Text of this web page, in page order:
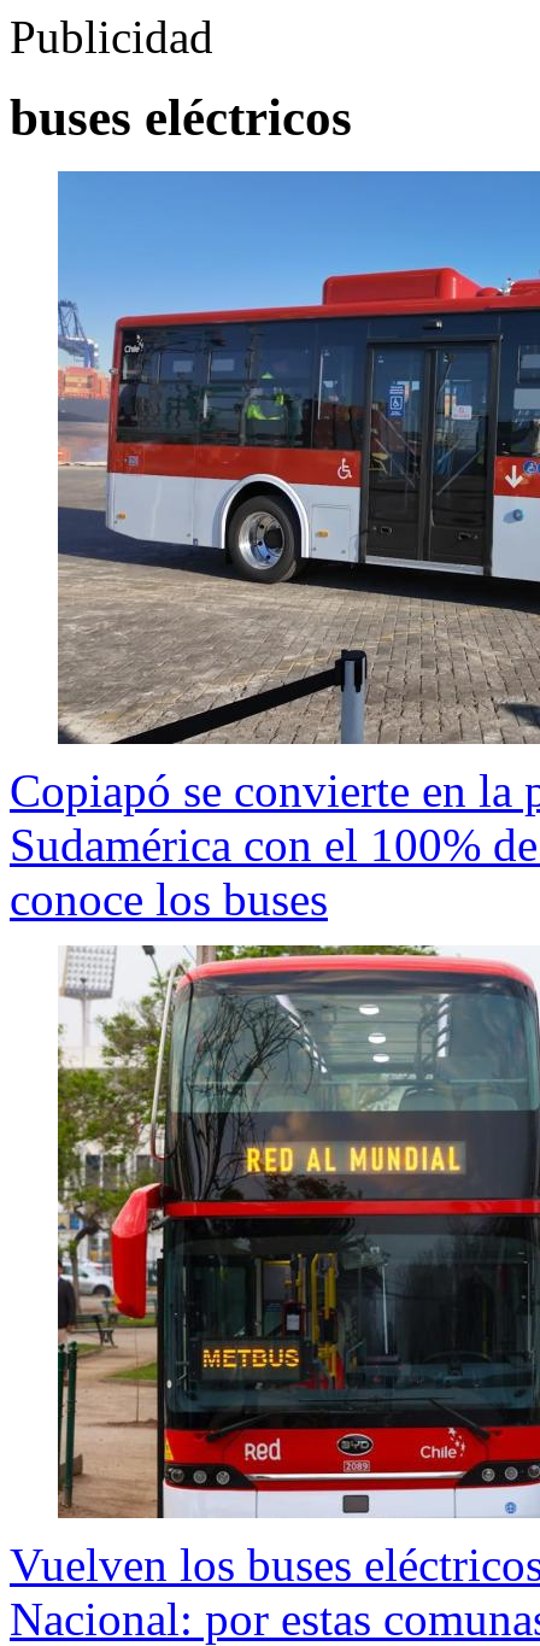
Publicidad
buses eléctricos
Copiapó se convierte en la
Sudamérica con el 100%
conoce los buses
Vuelven los buses
Nacional: por estas